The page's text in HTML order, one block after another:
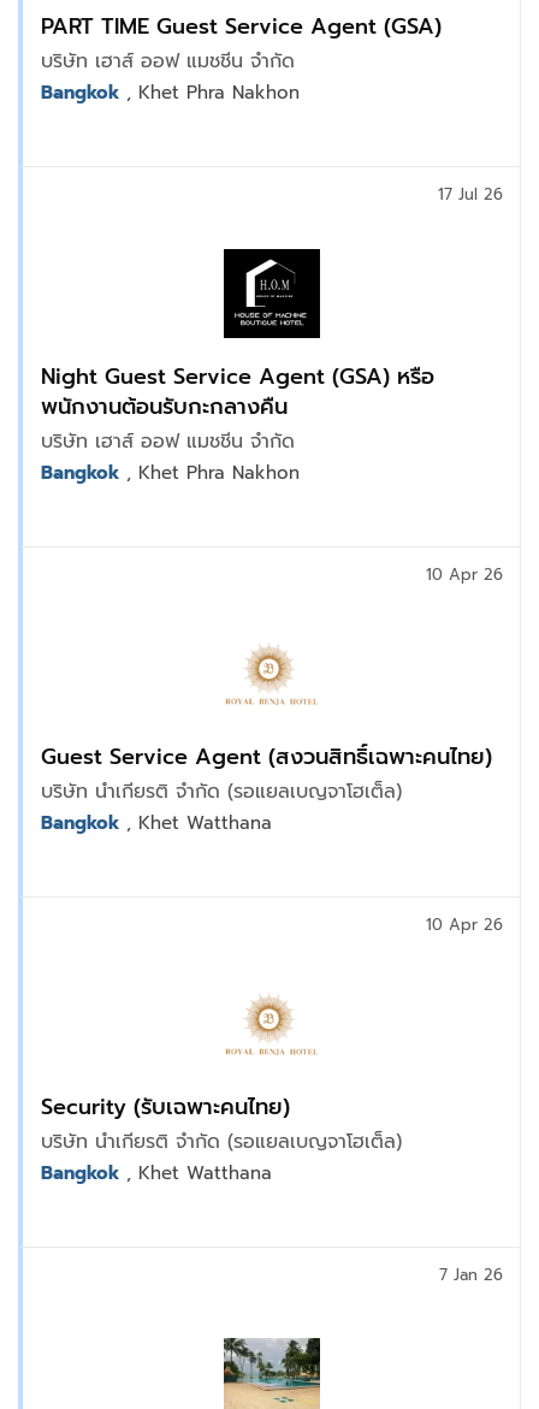
PART TIME Guest Service Agent (GSA)
บริษัท เฮาส์ ออฟ แมชชีน จำกัด
Bangkok , Khet Phra Nakhon
Night Guest Service Agent (GSA) หรือ
พนักงานต้อนรับกะกลางคืน
บริษัท เฮาส์ ออฟ แมชชีน จำกัด
17 Jul 26
Bangkok , Khet Phra Nakhon
Guest Service Agent (สงวนสิทธิ์เฉพาะคนไทย)
บริษัท นำเกียรติ จำกัด (รอแยลเบญจาโฮเต็ล)
10 Apr 26
Bangkok , Khet Watthana
Security (รับเฉพาะคนไทย)
บริษัท นำเกียรติ จำกัด (รอแยลเบญจาโฮเต็ล)
10 Apr 26
Bangkok , Khet Watthana
7 Jan 26